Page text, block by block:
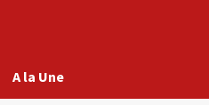
A la Une